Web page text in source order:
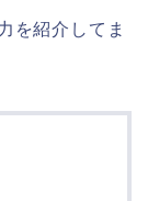
を紹介してま